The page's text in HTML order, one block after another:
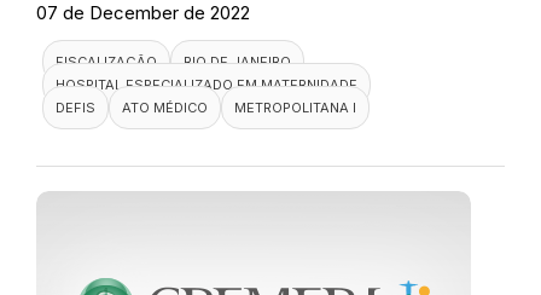
07 de December de 2022
FISCALIZAÇÃO
RIO DE JANEIRO
HOSPITAL ESPECIALIZADO EM MATERNIDADE
DEFIS
ATO MÉDICO METROPOLITANA I